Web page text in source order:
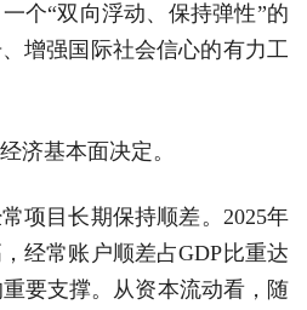
个“双向浮动、保持弹性”的
增强国际社会信心的有力工
济基本面决定。
项目长期保持顺差。2025年
经常账户顺差占GDP比重达
要支撑。从资本流动看，随